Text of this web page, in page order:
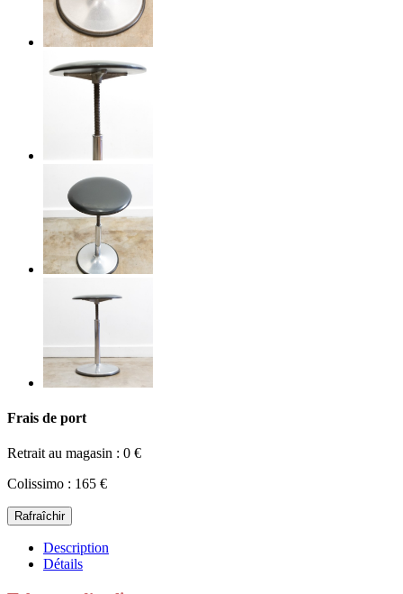
Frais de port
Retrait au magasin : 0 €
Colissimo : 165 €
Description
Détails